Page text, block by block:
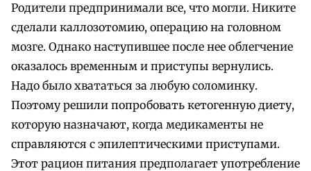
Родители предпринимали все, что могли. Никите
сделали каллозотомию, операцию на головном
мозге. Однако наступившее после нее облегчение
оказалось временным и приступы вернулись.
Надо было хвататься за любую соломинку.
Поэтому решили попробовать кетогенную диету,
которую назначают, когда медикаменты не
справляются с эпилептическими приступами.
Этот рацион питания предполагает употребление